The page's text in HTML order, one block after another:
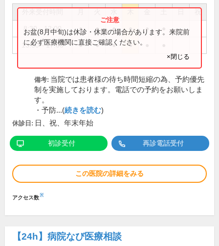
祝
8:30～12:00 ● ● ● ● ●
13:30～17:00 ● ● ● ●
お盆(8月中旬)は休診・休業の場合があります。来院前
に必ず医療機関に直接ご確認ください。
×閉じる
備考: 当院では患者様の待ち時間短縮の為、予約優先
制を実施しております。電話での予約をお願いしま
す。
・予防...(続きを読む)
休診日: 日、祝、年末年始
初診受付 再診電話受付
この医院の詳細をみる
アクセス数※
【24h】 病院なび医療相談